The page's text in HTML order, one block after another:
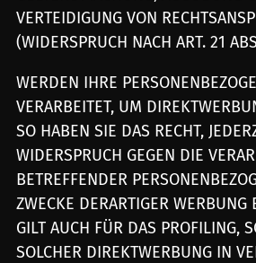
VERTEIDIGUNG VON
(WIDERSPRUCH NACH ART. 21
WERDEN IHRE
VERARBEITET, UM
SO HABEN SIE DAS RECHT,
WIDERSPRUCH GEGEN DIE
BETREFFENDER
ZWECKE DERARTIGER WERBUNG
GILT AUCH FÜR DAS PROFILING,
SOLCHER DIREKTWERBUNG IN